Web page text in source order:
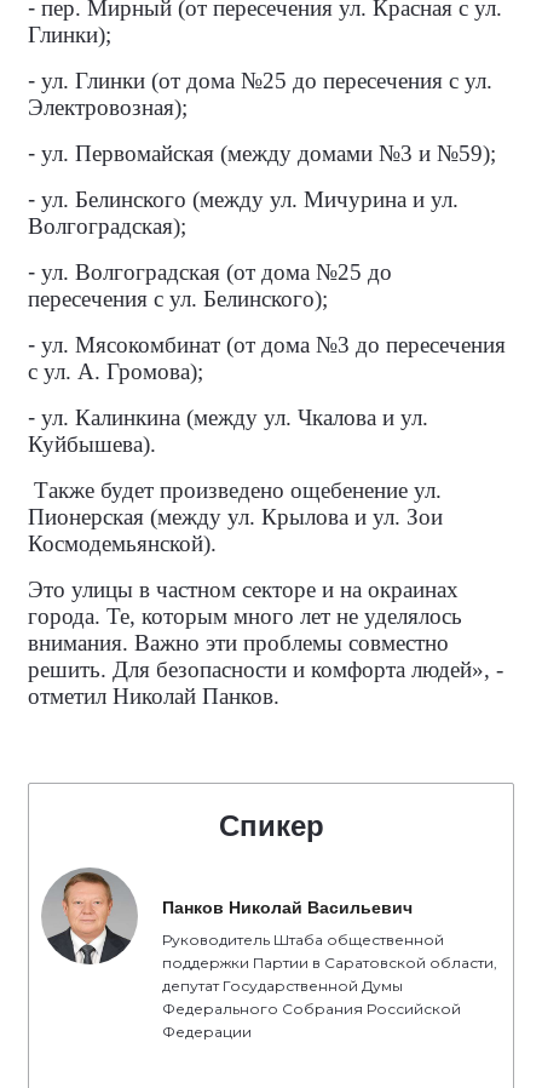
- пер. Мирный (от пересечения ул. Красная с ул.
Глинки);
- ул. Глинки (от дома №25 до пересечения с ул.
Электровозная);
- ул. Первомайская (между домами №3 и №59);
- ул. Белинского (между ул. Мичурина и ул.
Волгоградская);
- ул. Волгоградская (от дома №25 до
пересечения с ул. Белинского);
- ул. Мясокомбинат (от дома №3 до пересечения
с ул. А. Громова);
- ул. Калинкина (между ул. Чкалова и ул.
Куйбышева).
Также будет произведено ощебенение ул.
Пионерская (между ул. Крылова и ул. Зои
Космодемьянской).
Это улицы в частном секторе и на окраинах
города. Те, которым много лет не уделялось
внимания. Важно эти проблемы совместно
решить. Для безопасности и комфорта людей», -
отметил Николай Панков.
Спикер
Панков Николай Васильевич
Руководитель Штаба общественной
поддержки Партии в Саратовской области,
депутат Государственной Думы
Федерального Собрания Российской
Федерации